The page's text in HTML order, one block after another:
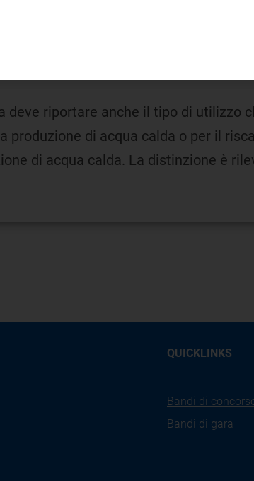
deve riportare anche il tipo di utilizzo
produzione di acqua calda o per il
di acqua calda. La distinzione è
QUICKLINKS
Bandi di
Bandi di gara